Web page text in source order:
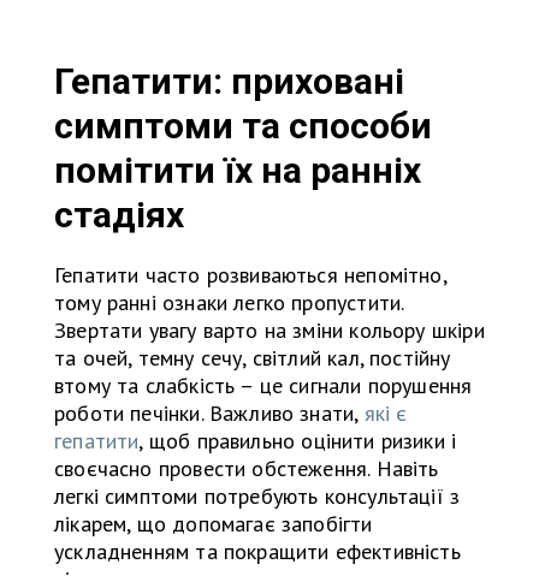
Гепатити: приховані
симптоми та способи
помітити їх на ранніх
стадіях
Гепатити часто розвиваються непомітно,
тому ранні ознаки легко пропустити.
Звертати увагу варто на зміни кольору шкіри
та очей, темну сечу, світлий кал, постійну
втому та слабкість – це сигнали порушення
роботи печінки. Важливо знати, які є
гепатити, щоб правильно оцінити ризики і
своєчасно провести обстеження. Навіть
легкі симптоми потребують консультації з
лікарем, що допомагає запобігти
ускладненням та покращити ефективність